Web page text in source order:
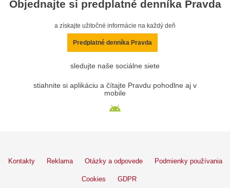
Objednajte si predplatné denníka Pravda
a získajte užitočné informácie na každý deň
Predplatné denníka Pravda
sledujte naše sociálne siete
stiahnite si aplikáciu a čítajte Pravdu pohodlne aj v
mobile
Kontakty Reklama Otázky a odpovede Podmienky používania
Cookies GDPR